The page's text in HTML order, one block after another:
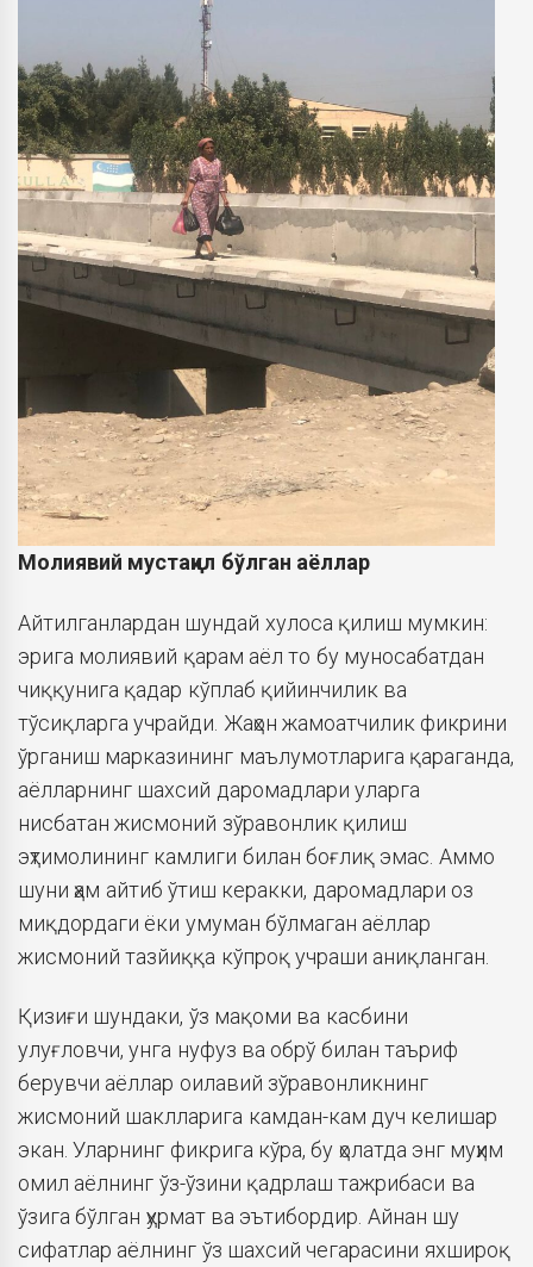
Молиявий мустақил бўлган аёллар
Айтилганлардан шундай хулоса қилиш мумкин:
эрига молиявий қарам аёл то бу муносабатдан
чиққунига қадар кўплаб қийинчилик ва
тўсиқларга учрайди. Жаҳон жамоатчилик фикрини
ўрганиш марказининг маълумотларига қараганда,
аёлларнинг шахсий даромадлари уларга
нисбатан жисмоний зўравонлик қилиш
эҳтимолининг камлиги билан боғлиқ эмас. Аммо
шуни ҳам айтиб ўтиш керакки, даромадлари оз
миқдордаги ёки умуман бўлмаган аёллар
жисмоний тазйиққа кўпроқ учраши аниқланган.
Қизиғи шундаки, ўз мақоми ва касбини
улуғловчи, унга нуфуз ва обрў билан таъриф
берувчи аёллар оилавий зўравонликнинг
жисмоний шаклларига камдан-кам дуч келишар
экан. Уларнинг фикрига кўра, бу ҳолатда энг муҳим
омил аёлнинг ўз-ўзини қадрлаш тажрибаси ва
ўзига бўлган ҳурмат ва эътибордир. Айнан шу
сифатлар аёлнинг ўз шахсий чегарасини яхшироқ